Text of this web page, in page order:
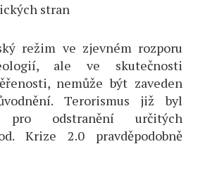
stran
režim ve zjevném rozporu
ale ve skutečnosti
nemůže být zaveden
Terorismus již byl
pro odstranění určitých
Krize 2.0 pravděpodobně